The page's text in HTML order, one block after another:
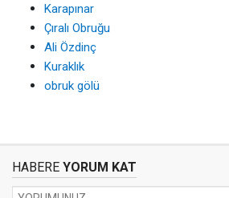
Karapınar
Çıralı Obruğu
Ali Özdinç
Kuraklık
obruk gölü
HABERE YORUM KAT